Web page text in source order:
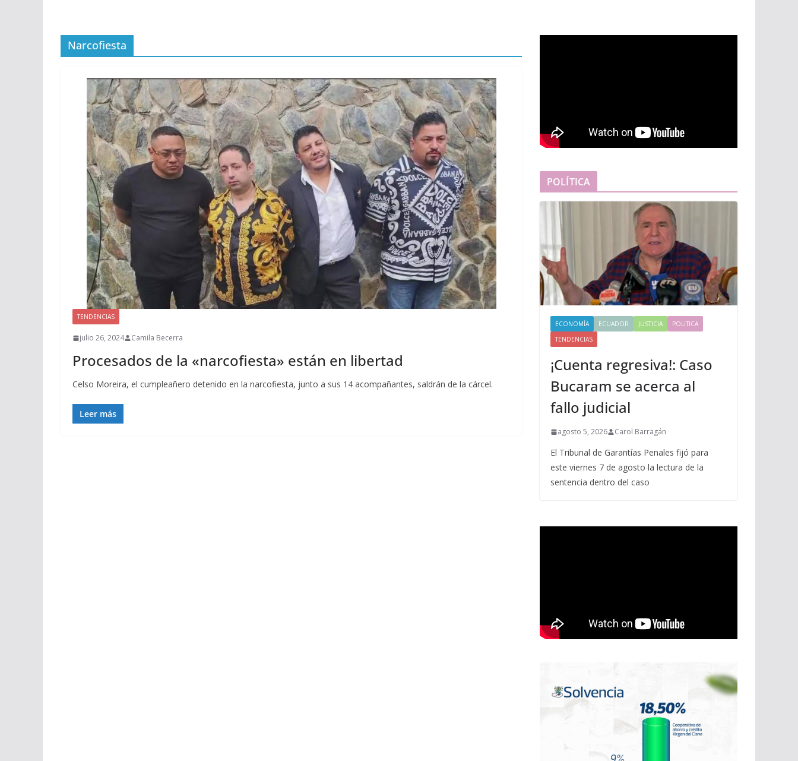
Narcofiesta
TENDENCIAS
julio 26, 2024 Camila Becerra
Procesados de la «narcofiesta» están en libertad
Celso Moreira, el cumpleañero detenido en la narcofiesta, junto a sus 14 acompañantes, saldrán de la cárcel.
Leer más
POLÍTICA
ECONOMÍA ECUADOR JUSTICIA
POLITICA
TENDENCIAS
¡Cuenta regresiva!: Caso
Bucaram se acerca al
fallo judicial
agosto 5, 2026 Carol Barragán
El Tribunal de Garantías Penales fijó para
este viernes 7 de agosto la lectura de la
sentencia dentro del caso